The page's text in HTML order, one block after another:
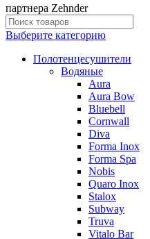
партнера Zehnder
Выберите категорию
Полотенцесушители
Водяные
Aura
Aura Bow
Bluebell
Cornwall
Diva
Forma Inox
Forma Spa
Nobis
Quaro Inox
Stalox
Subway
Truva
Vitalo Bar